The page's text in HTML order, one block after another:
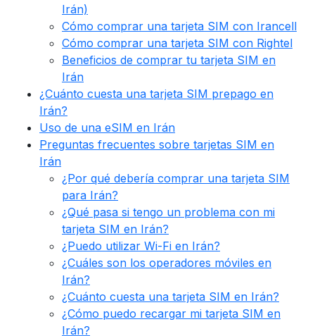
Irán)
Cómo comprar una tarjeta SIM con Irancell
Cómo comprar una tarjeta SIM con Rightel
Beneficios de comprar tu tarjeta SIM en
Irán
¿Cuánto cuesta una tarjeta SIM prepago en
Irán?
Uso de una eSIM en Irán
Preguntas frecuentes sobre tarjetas SIM en
Irán
¿Por qué debería comprar una tarjeta SIM
para Irán?
¿Qué pasa si tengo un problema con mi
tarjeta SIM en Irán?
¿Puedo utilizar Wi-Fi en Irán?
¿Cuáles son los operadores móviles en
Irán?
¿Cuánto cuesta una tarjeta SIM en Irán?
¿Cómo puedo recargar mi tarjeta SIM en
Irán?